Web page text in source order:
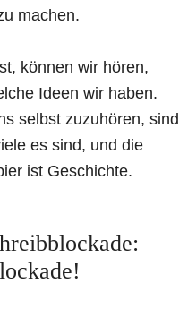
machen.
können wir hören,
Ideen wir haben.
selbst zuzuhören, sind
es sind, und die
ist Geschichte.